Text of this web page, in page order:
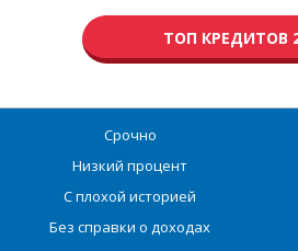
ТОП КРЕДИТОВ
Срочно
Низкий процент
С плохой историей
Без справки о доходах